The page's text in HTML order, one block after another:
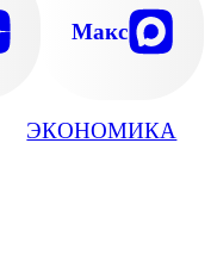
ЭКОНОМИКА
Макс